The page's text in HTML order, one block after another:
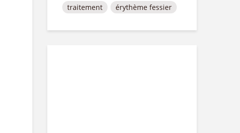
traitement
érythème fessier